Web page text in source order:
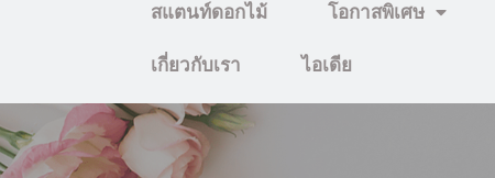
สแตนท์ดอกไม้ โอกาสพิเศษ
เกี่ยวกับเรา ไอเดีย